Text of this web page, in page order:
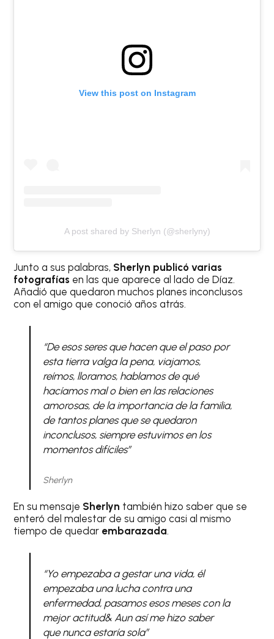
View this post on Instagram
A post shared by Sherlyn (@sherlyny)
Junto a sus palabras, Sherlyn publicó varias
fotografías en las que aparece al lado de Díaz.
Añadió que quedaron muchos planes inconclusos
con el amigo que conoció años atrás.
“De esos seres que hacen que el paso por
esta tierra valga la pena, viajamos,
reímos, lloramos, hablamos de qué
hacíamos mal o bien en las relaciones
amorosas, de la importancia de la familia,
de tantos planes que se quedaron
inconclusos, siempre estuvimos en los
momentos difíciles”
Sherlyn
En su mensaje Sherlyn también hizo saber que se
enteró del malestar de su amigo casi al mismo
tiempo de quedar embarazada.
“Yo empezaba a gestar una vida, él
empezaba una lucha contra una
enfermedad, pasamos esos meses con la
mejor actitud& Aun así me hizo saber
que nunca estaría sola”